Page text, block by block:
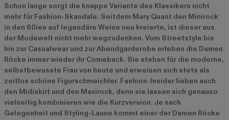
Schon lange sorgt die knappe Variante des Klassikers nicht
mehr für Fashion-Skandale. Seitdem Mary Quant den Minirock
in den 60ies auf legendäre Weise neu kreierte, ist dieser aus
der Modewelt nicht mehr wegzudenken. Vom Streetstyle bis
hin zur Casualwear und zur Abendgarderobe erleben die Damen
Röcke immer wieder ihr Comeback. Sie stehen für die moderne,
selbstbewusste Frau von heute und erweisen sich stets als
zeitlos schöne Figurschmeichler. Fashion-Insider lieben auch
den Midiskirt und den Maxirock, denn sie lassen sich genauso
vielseitig kombinieren wie die Kurzversion. Je nach
Gelegenheit und Styling-Laune kommt einer der Damen Röcke